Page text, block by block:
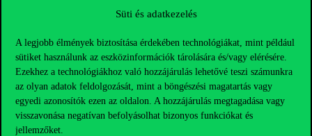
Süti és adatkezelés
A legjobb élmények biztosítása érdekében technológiákat, mint például
sütiket használunk az eszközinformációk tárolására és/vagy elérésére.
Ezekhez a technológiákhoz való hozzájárulás lehetővé teszi számunkra
az olyan adatok feldolgozását, mint a böngészési magatartás vagy
egyedi azonosítók ezen az oldalon. A hozzájárulás megtagadása vagy
visszavonása negatívan befolyásolhat bizonyos funkciókat és
jellemzőket.
Telefonszám:+36 1 482 5000
Kérdésed van a felvételivel kapcsolatban?